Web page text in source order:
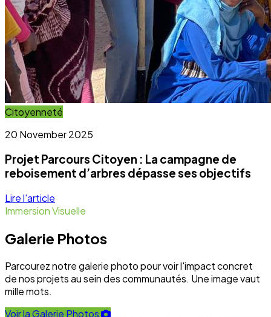
Galerie Photos
Parcourez notre galerie photo pour voir l'impact concret
de nos projets au sein des communautés. Une image vaut
mille mots.
Voir la Galerie Photos